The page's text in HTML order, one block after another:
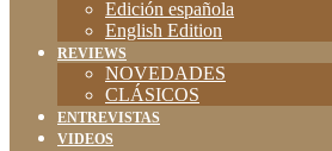
Edición española
English Edition
REVIEWS
NOVEDADES
CLÁSICOS
ENTREVISTAS
VIDEOS